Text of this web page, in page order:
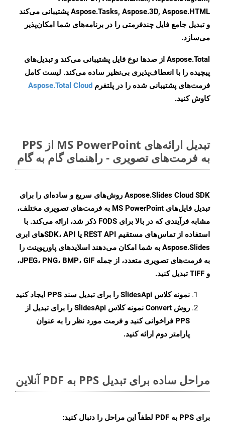
Aspose.Tasks, Aspose.3D, Aspose.HTML پشتیبانی می‌کند
و تبدیل جامع فایل چندفرمتی را در برنامه‌های شما امکان‌پذیر
می‌سازد.
Aspose.Total از صدها نوع فایل پشتیبانی می‌کند و تبدیل‌های
پیچیده را با انعطاف‌پذیری بی‌نظیر ساده می‌کند. لیست کامل
فرمت‌های پشتیبانی شده را در پلتفرم Aspose.Total Cloud
کاوش کنید.
تبدیل ارائه‌های MS PowerPoint از PPS
به فرمت‌های تصویری - راهنمای گام به گام
Aspose.Slides Cloud SDK روش‌های سریع و ساده‌ای را برای
تبدیل فایل‌های MS PowerPoint به فرمت‌های تصویری مختلف،
مشابه فرآیندی که در بالا برای FODS ذکر شد، ارائه می‌کند. با
استفاده از تماس‌های مستقیم REST API یا SDK، APIهای ابری
Aspose.Slides به شما امکان می‌دهند اسلایدهای پاورپوینت را
به فرمت‌های تصویری متعدد، از جمله JPEG، PNG، BMP، GIF،
و TIFF تبدیل کنید.
نمونه کلاس SlidesApi را برای تبدیل سند PPS ایجاد کنید
روش Convert
نمونه کلاس SlidesApi را برای تبدیل از
PPS فراخوانی کنید و فرمت مورد نظر را به عنوان
پارامتر دوم ارائه کنید.
مراحل ساده برای تبدیل PPS به PDF آنلاین
برای PPS به PDF لطفاً این مراحل را دنبال کنید: